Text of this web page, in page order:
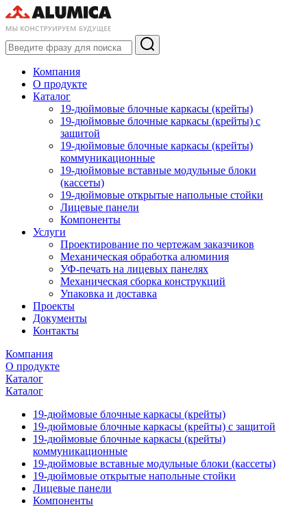
Компания
О продукте
Каталог
19-дюймовые блочные каркасы (крейты)
19-дюймовые блочные каркасы (крейты) с
защитой
19-дюймовые блочные каркасы (крейты)
коммуникационные
19-дюймовые вставные модульные блоки
(кассеты)
19-дюймовые открытые напольные стойки
Лицевые панели
Компоненты
Услуги
Проектирование по чертежам заказчиков
Механическая обработка алюминия
УФ-печать на лицевых панелях
Механическая сборка конструкций
Упаковка и доставка
Проекты
Документы
Контакты
Компания
О продукте
Каталог
Каталог
19-дюймовые блочные каркасы (крейты)
19-дюймовые блочные каркасы (крейты) с защитой
19-дюймовые блочные каркасы (крейты)
коммуникационные
19-дюймовые вставные модульные блоки (кассеты)
19-дюймовые открытые напольные стойки
Лицевые панели
Компоненты